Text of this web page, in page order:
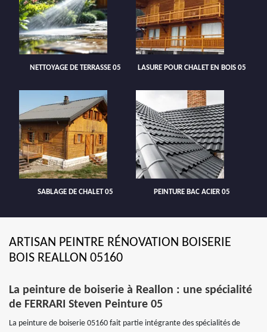
NETTOYAGE DE TERRASSE 05 LASURE POUR CHALET EN BOIS 05
SABLAGE DE CHALET 05 PEINTURE BAC ACIER 05
ARTISAN PEINTRE RÉNOVATION BOISERIE
BOIS REALLON 05160
La peinture de boiserie à Reallon : une spécialité
de FERRARI Steven Peinture 05
La peinture de boiserie 05160 fait partie intégrante des spécialités de